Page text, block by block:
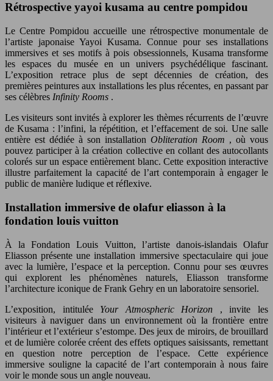
Rétrospective yayoi kusama au centre pompidou
Le Centre Pompidou accueille une rétrospective monumentale de
l’artiste japonaise Yayoi Kusama. Connue pour ses installations
immersives et ses motifs à pois obsessionnels, Kusama transforme
les espaces du musée en un univers psychédélique fascinant.
L’exposition retrace plus de sept décennies de création, des
premières peintures aux installations les plus récentes, en passant par
ses célèbres Infinity Rooms .
Les visiteurs sont invités à explorer les thèmes récurrents de l’œuvre
de Kusama : l’infini, la répétition, et l’effacement de soi. Une salle
entière est dédiée à son installation Obliteration Room , où vous
pouvez participer à la création collective en collant des autocollants
colorés sur un espace entièrement blanc. Cette exposition interactive
illustre parfaitement la capacité de l’art contemporain à engager le
public de manière ludique et réflexive.
Installation immersive de olafur eliasson à la
fondation louis vuitton
À la Fondation Louis Vuitton, l’artiste danois-islandais Olafur
Eliasson présente une installation immersive spectaculaire qui joue
avec la lumière, l’espace et la perception. Connu pour ses œuvres
qui explorent les phénomènes naturels, Eliasson transforme
l’architecture iconique de Frank Gehry en un laboratoire sensoriel.
L’exposition, intitulée Your Atmospheric Horizon , invite les
visiteurs à naviguer dans un environnement où la frontière entre
l’intérieur et l’extérieur s’estompe. Des jeux de miroirs, de brouillard
et de lumière colorée créent des effets optiques saisissants, remettant
en question notre perception de l’espace. Cette expérience
immersive souligne la capacité de l’art contemporain à nous faire
voir le monde sous un angle nouveau.